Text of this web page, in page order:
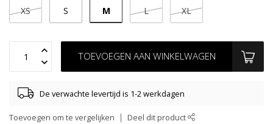
XS S M L XL
TOEVOEGEN AAN WINKELWAGEN
De verwachte levertijd is 1-2 werkdagen
Toevoegen om te vergelijken Deel dit product